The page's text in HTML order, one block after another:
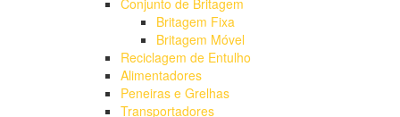
Conjunto de Britagem
Britagem Fixa
Britagem Móvel
Reciclagem de Entulho
Alimentadores
Peneiras e Grelhas
Transportadores